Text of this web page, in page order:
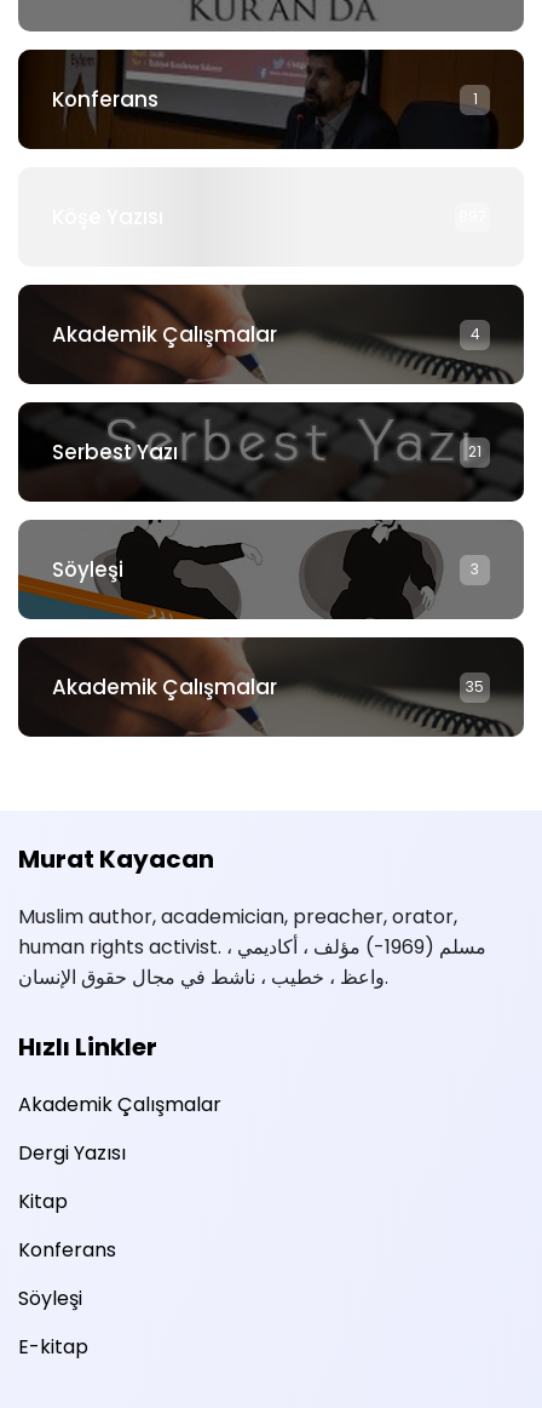
Konferans 1
Akademik Çalışmalar 4
Serbest Yazı 21
Söyleşi 3
Akademik Çalışmalar 35
Murat Kayacan
Muslim author, academician, preacher, orator,
human rights activist. مسلم (1969-) مؤلف ، أكاديمي ،
واعظ ، خطيب ، ناشط في مجال حقوق الإنسان.
Hızlı Linkler
Akademik Çalışmalar
Dergi Yazısı
Kitap
Konferans
Söyleşi
E-kitap